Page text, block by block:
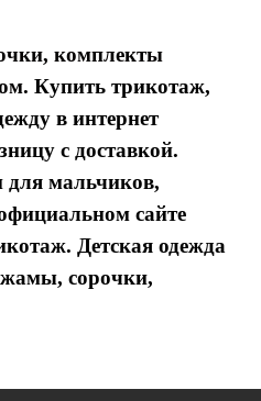
комплекты
Купить трикотаж,
в интернет
с доставкой.
для мальчиков,
сайте
Детская одежда
сорочки,